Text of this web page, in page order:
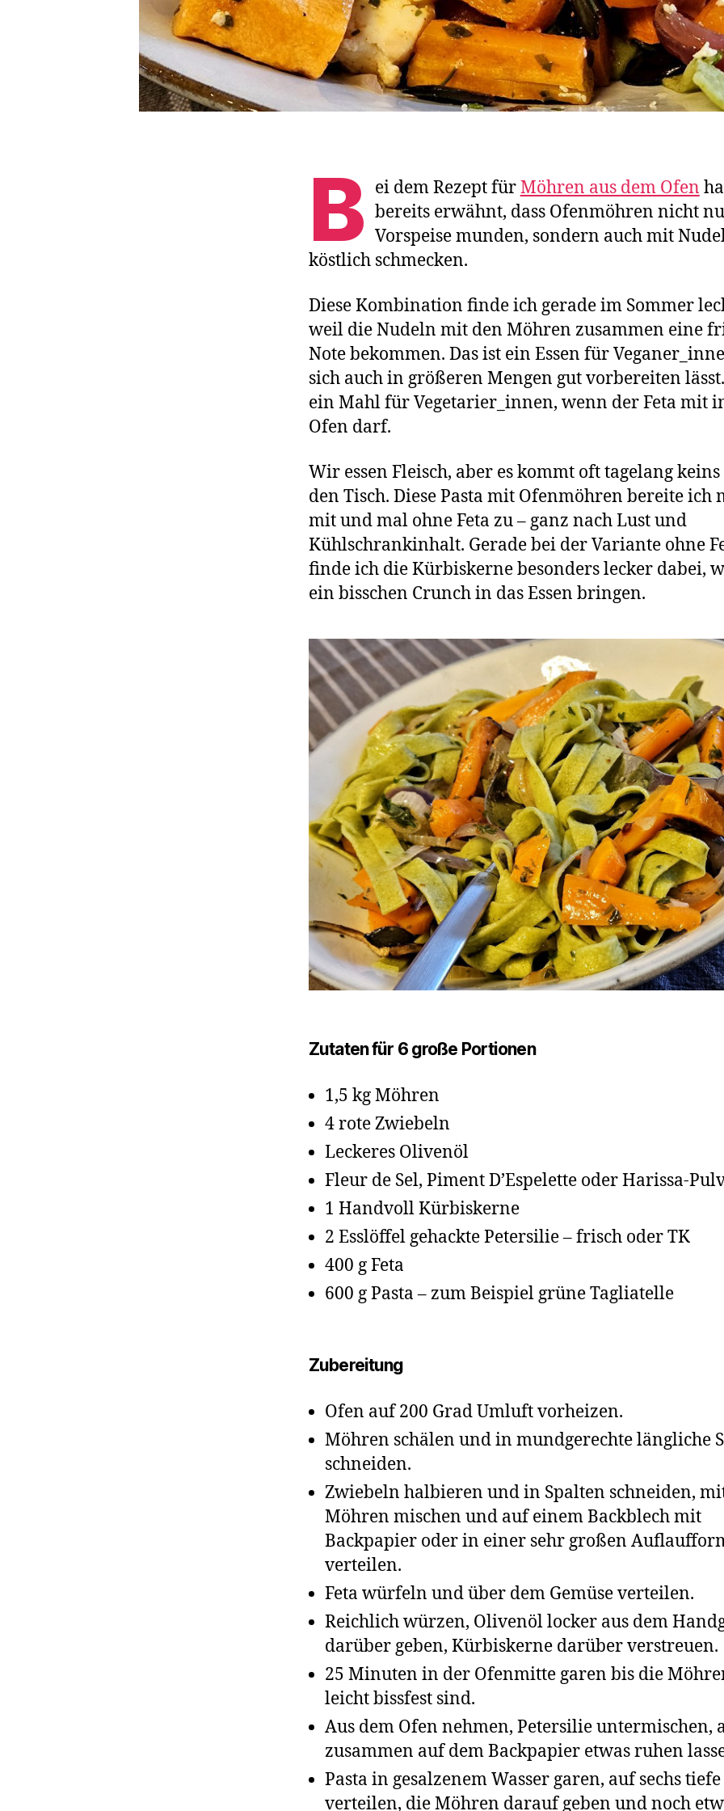
B ei dem Rezept fürMöhren aus dem Ofen
bereits erwähnt, dass Ofenmöhren nicht
Vorspeise munden, sondern auch mit
köstlich schmecken.
Diese Kombination finde ich gerade im Sommer
weil die Nudeln mit den Möhren zusammen eine
Note bekommen. Das ist ein Essen für
sich auch in größeren Mengen gut vorbereiten
ein Mahl für Vegetarier_innen, wenn der Feta mit
Ofen darf.
Wir essen Fleisch, aber es kommt oft tagelang
den Tisch. Diese Pasta mit Ofenmöhren bereite ich
mit und mal ohne Feta zu – ganz nach Lust und
Kühlschrankinhalt. Gerade bei der Variante ohne
finde ich die Kürbiskerne besonders lecker dabei,
ein bisschen Crunch in das Essen bringen.
Zutaten für 6 große Portionen
1,5 kg Möhren
4 rote Zwiebeln
Leckeres Olivenöl
Fleur de Sel, Piment D’Espelette oder Harissa-
1 Handvoll Kürbiskerne
2 Esslöffel gehackte Petersilie – frisch oder TK
400 g Feta
600 g Pasta – zum Beispiel grüne Tagliatelle
Zubereitung
Ofen auf 200 Grad Umluft vorheizen.
Möhren schälen und in mundgerechte längliche
schneiden.
Zwiebeln halbieren und in Spalten schneiden,
Möhren mischen und auf einem Backblech mit
Backpapier oder in einer sehr großen
verteilen.
Feta würfeln und über dem Gemüse verteilen.
Reichlich würzen, Olivenöl locker aus dem
darüber geben, Kürbiskerne darüber verstreuen.
25 Minuten in der Ofenmitte garen bis die
leicht bissfest sind.
Aus dem Ofen nehmen, Petersilie untermischen,
zusammen auf dem Backpapier etwas ruhen
Pasta in gesalzenem Wasser garen, auf sechs
verteilen, die Möhren darauf geben und noch